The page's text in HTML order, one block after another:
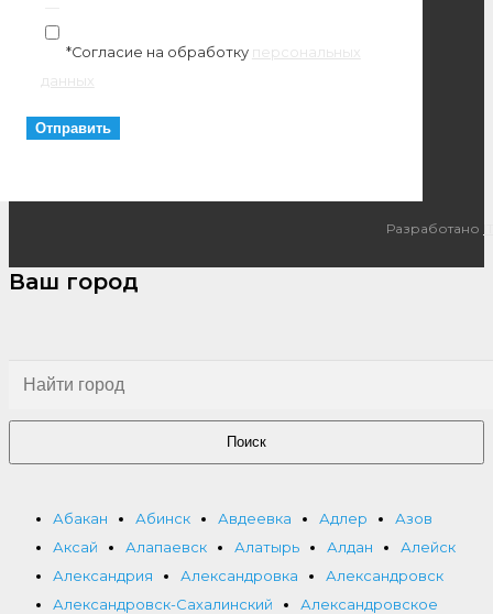
*Согласие на обработку персональных
данных
Разработано
Ваш город
Поиск
Абакан Абинск Авдеевка Адлер
Азов
Аксай
Алапаевск Алатырь Алдан
Алейск
Александрия
Александровка
Александровск
Александровск-Сахалинский
Александровское